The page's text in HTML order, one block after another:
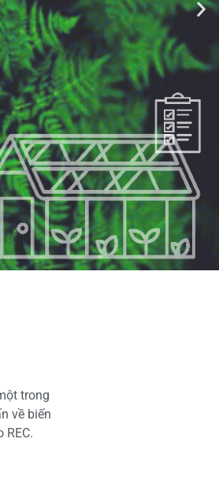
trong
về biến